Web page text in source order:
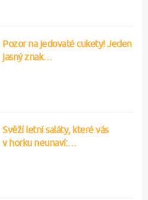
Pozor na jedovaté cukety! Jeden
jasný znak…
Svěží letní saláty, které vás
v horku neunaví:…